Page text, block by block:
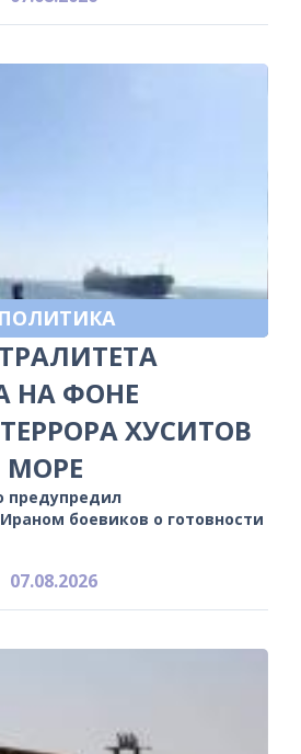
ПОЛИТИКА
НА ФОНЕ
ХУСИТОВ
МОРЕ
предупредил
боевиков о готовности
07.08.2026